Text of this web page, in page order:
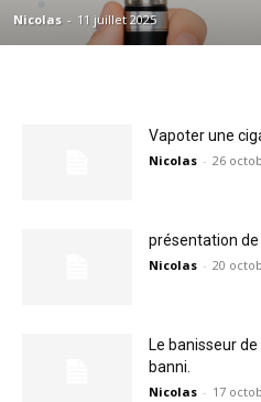
Nicolas - 11 juillet 2025
Vapoter une
Nicolas - 26
présentation de
Nicolas - 20
Le banisseur
banni.
Nicolas - 17